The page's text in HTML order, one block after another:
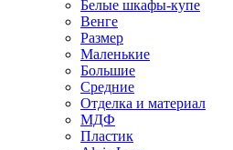
Белые шкафы-купе
Венге
Размер
Маленькие
Большие
Средние
Отделка и материал
МДФ
Пластик